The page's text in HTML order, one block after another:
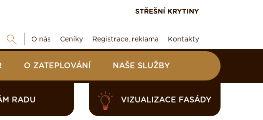
STŘEŠNÍ KRYTINY
O nás Ceníky Registrace, reklama Kontakty
O ZATEPLOVÁNÍ NAŠE SLUŽBY
RADU VIZUALIZACE FASÁDY